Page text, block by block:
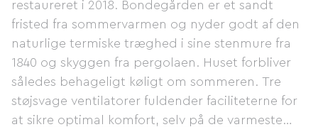
restaureret i 2018. Bondegården er et sandt
fristed fra sommervarmen og nyder godt af den
naturlige termiske træghed i sine stenmure fra
1840 og skyggen fra pergolaen. Huset forbliver
således behageligt køligt om sommeren. Tre
støjsvage ventilatorer fuldender faciliteterne for
at sikre optimal komfort, selv på de varmeste